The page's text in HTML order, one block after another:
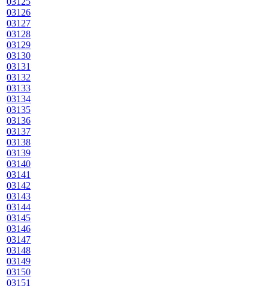
03126
03127
03128
03129
03130
03131
03132
03133
03134
03135
03136
03137
03138
03139
03140
03141
03142
03143
03144
03145
03146
03147
03148
03149
03150
03151